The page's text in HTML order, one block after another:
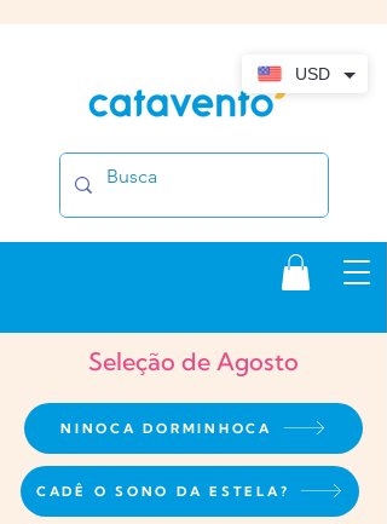
Seleção de Agosto
NINOCA DORMINHOCA
CADÊ O SONO DA ESTELA?
USD